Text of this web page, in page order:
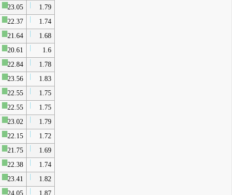
23.05
1.79
22.37
1.74
21.64
1.68
20.61
1.6
22.84
1.78
23.56
1.83
22.55
1.75
22.55
1.75
23.02
1.79
22.15
1.72
21.75
1.69
22.38
1.74
23.41
1.82
24.05
1.87